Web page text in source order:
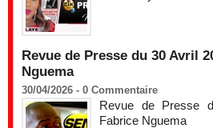
Revue de Presse du 30 Avril
Nguema
30/04/2026 - 0 Commentaire
Revue de Presse
Fabrice Nguema